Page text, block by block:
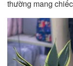
thường mang